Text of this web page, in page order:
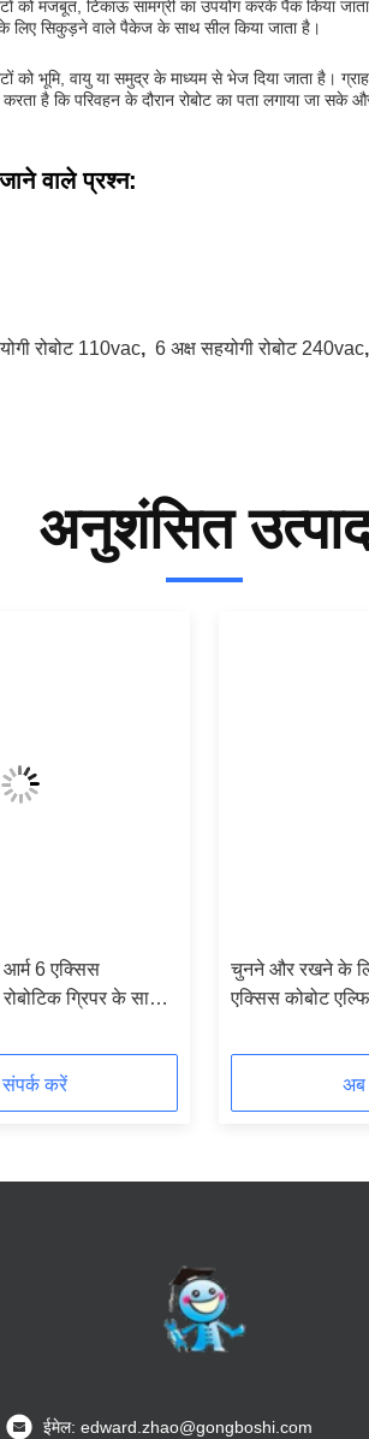
को मजबूत, टिकाऊ सामग्री का उपयोग करके पैक किया
के लिए सिकुड़ने वाले पैकेज के साथ सील किया जाता है।
को भूमि, वायु या समुद्र के माध्यम से भेज दिया जाता है।
है कि परिवहन के दौरान रोबोट का पता लगाया जा सके
वाले प्रश्न:
रोबोट 110vac, 6 अक्ष सहयोगी रोबोट 240vac
अनुशंसित
आर्म 6 एक्सिस
ग्रिपर के साथ
करें
चुनने और रखने के
एक्सिस कोबोट
अब
ईमेल: edward.zhao@gongboshi.com